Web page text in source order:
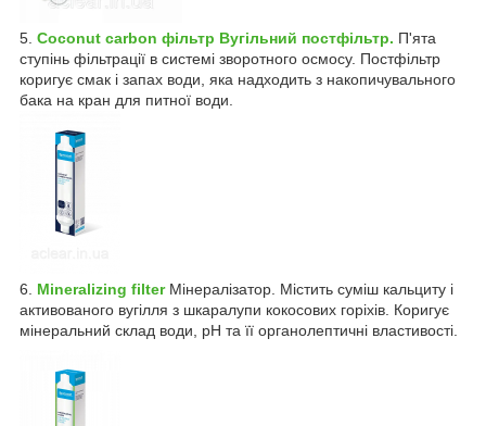
5. Coconut carbon фільтр Вугільний постфільтр. П'ята
ступінь фільтрації в системі зворотного осмосу. Постфільтр
коригує смак і запах води, яка надходить з накопичувального
бака на кран для питної води.
6. Mineralizing filterМінералізатор. Містить суміш кальциту і
активованого вугілля з шкаралупи кокосових горіхів. Коригує
мінеральний склад води, рН та її органолептичні властивості.